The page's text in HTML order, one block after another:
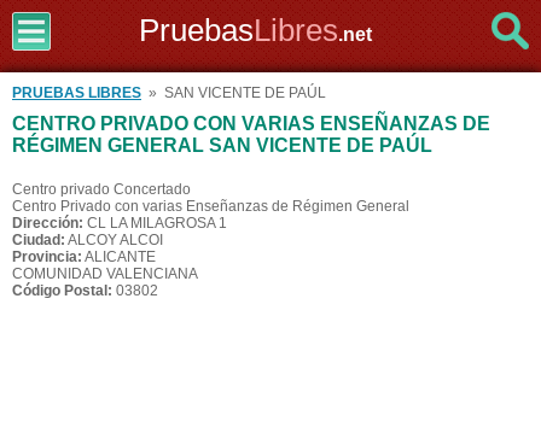
PruebasLibres.net
PRUEBAS LIBRES » SAN VICENTE DE PAÚL
CENTRO PRIVADO CON VARIAS ENSEÑANZAS DE
RÉGIMEN GENERAL SAN VICENTE DE PAÚL
Centro privado Concertado
Centro Privado con varias Enseñanzas de Régimen General
Dirección: CL LA MILAGROSA 1
Ciudad: ALCOY ALCOI
Provincia: ALICANTE
COMUNIDAD VALENCIANA
Código Postal: 03802